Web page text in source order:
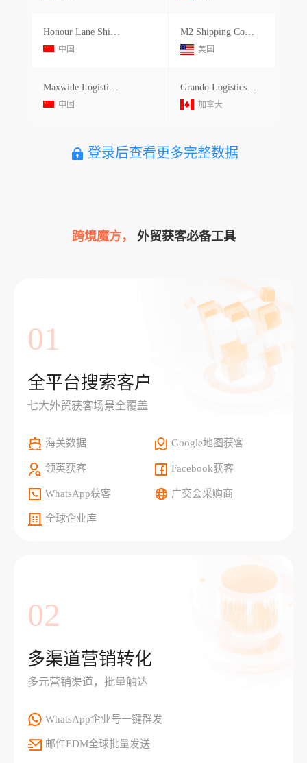
Honour Lane Shipping Limited
中国
M2 Shipping Company, Inc.
美国
Maxwide Logistics Inc.
中国
Grando Logistics Canada Inc
加拿大
登录后查看更多完整数据
跨境魔方， 外贸获客必备工具
01
全平台搜索客户
七大外贸获客场景全覆盖
海关数据 Google地图获客
领英获客 Facebook获客
WhatsApp获客 广交会采购商
全球企业库
02
多渠道营销转化
多元营销渠道，批量触达
WhatsApp企业号一键群发
邮件EDM全球批量发送